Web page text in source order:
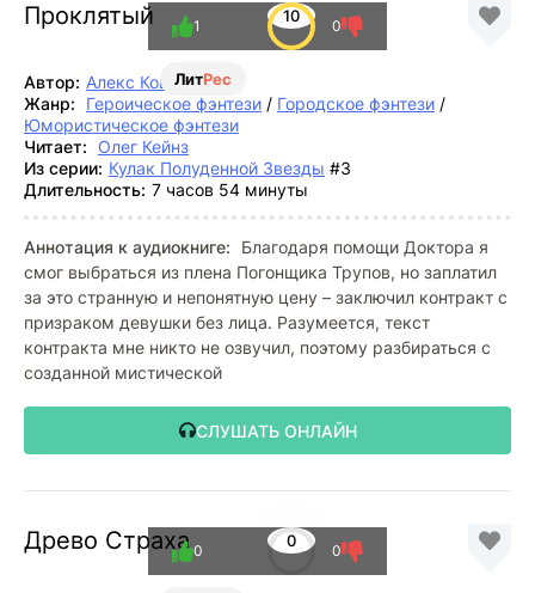
Проклятый
ЛитРес
10
1 0
Автор: Алекс Кош
Жанр:
Героическое фэнтези / Городское фэнтези /
Юмористическое фэнтези
Читает: Олег Кейнз
Из серии: Кулак Полуденной Звезды #3
Длительность: 7 часов 54 минуты
Аннотация к аудиокниге:
Благодаря помощи Доктора я
смог выбраться из плена Погонщика Трупов, но заплатил
за это странную и непонятную цену – заключил контракт с
призраком девушки без лица. Разумеется, текст
контракта мне никто не озвучил, поэтому разбираться с
созданной мистической
СЛУШАТЬ ОНЛАЙН
Древо Страха 0
0 0